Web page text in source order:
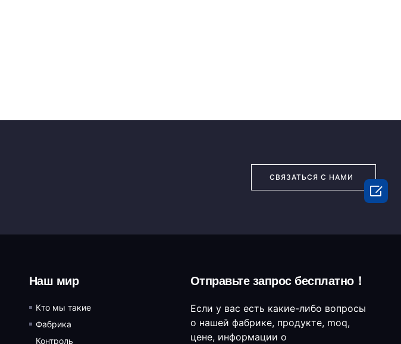
СВЯЗАТЬСЯ С НАМИ
Наш мир
Кто мы такие
Фабрика
Контроль
Отправьте запрос бесплатно！
Если у вас есть какие-либо вопросы
о нашей фабрике, продукте, moq,
цене, информации о
